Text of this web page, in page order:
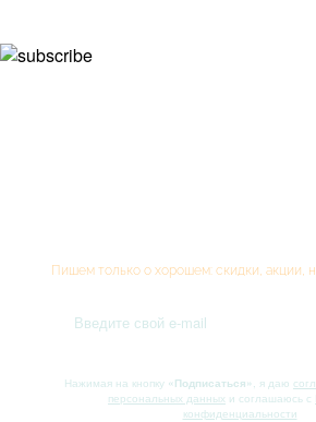
Пишем только о хорошем: скидки, акции,
Нажимая на кнопку «Подписаться» , я даю
персональных данных и соглашаюсь с
конфиденциальности